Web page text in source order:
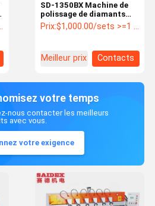
SD-1350BX Machine de
polissage de diamants
acryliques pour le PMMA
acrylique
Prix:$1,000.00/sets >=1 sets
Meilleur prix Contacts
votre temps
nous contacter les meilleurs
avec vous.
votre exigence